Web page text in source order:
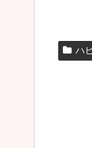
ハ